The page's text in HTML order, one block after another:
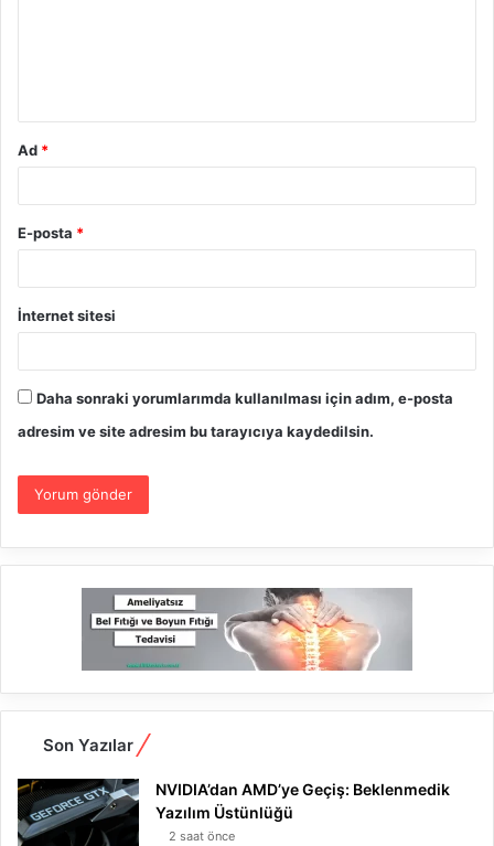
Ad *
E-posta *
İnternet sitesi
Daha sonraki yorumlarımda kullanılması için adım, e-posta
adresim ve site adresim bu tarayıcıya kaydedilsin.
Son Yazılar
NVIDIA’dan AMD’ye Geçiş: Beklenmedik
Yazılım Üstünlüğü
2 saat önce